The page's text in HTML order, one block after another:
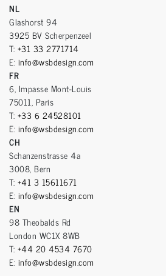
NL
Glashorst 94
3925 BV Scherpenzeel
T: +31 33 2771714
E: info@wsbdesign.com
FR
6, Impasse Mont-Louis
75011, Paris
T: +33 6 24528101
E: info@wsbdesign.com
CH
Schanzenstrasse 4a
3008, Bern
T: +41 3 15611671
E: info@wsbdesign.com
EN
98 Theobalds Rd
London WC1X 8WB
T: +44 20 4534 7670
E: info@wsbdesign.com